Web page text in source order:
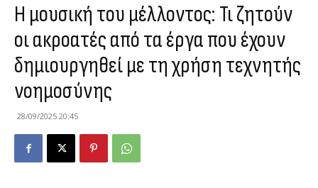
Η μουσική του μέλλοντος: Τι ζητούν
οι ακροατές από τα έργα που έχουν
δημιουργηθεί με τη χρήση τεχνητής
νοημοσύνης
28/09/2025 20:45